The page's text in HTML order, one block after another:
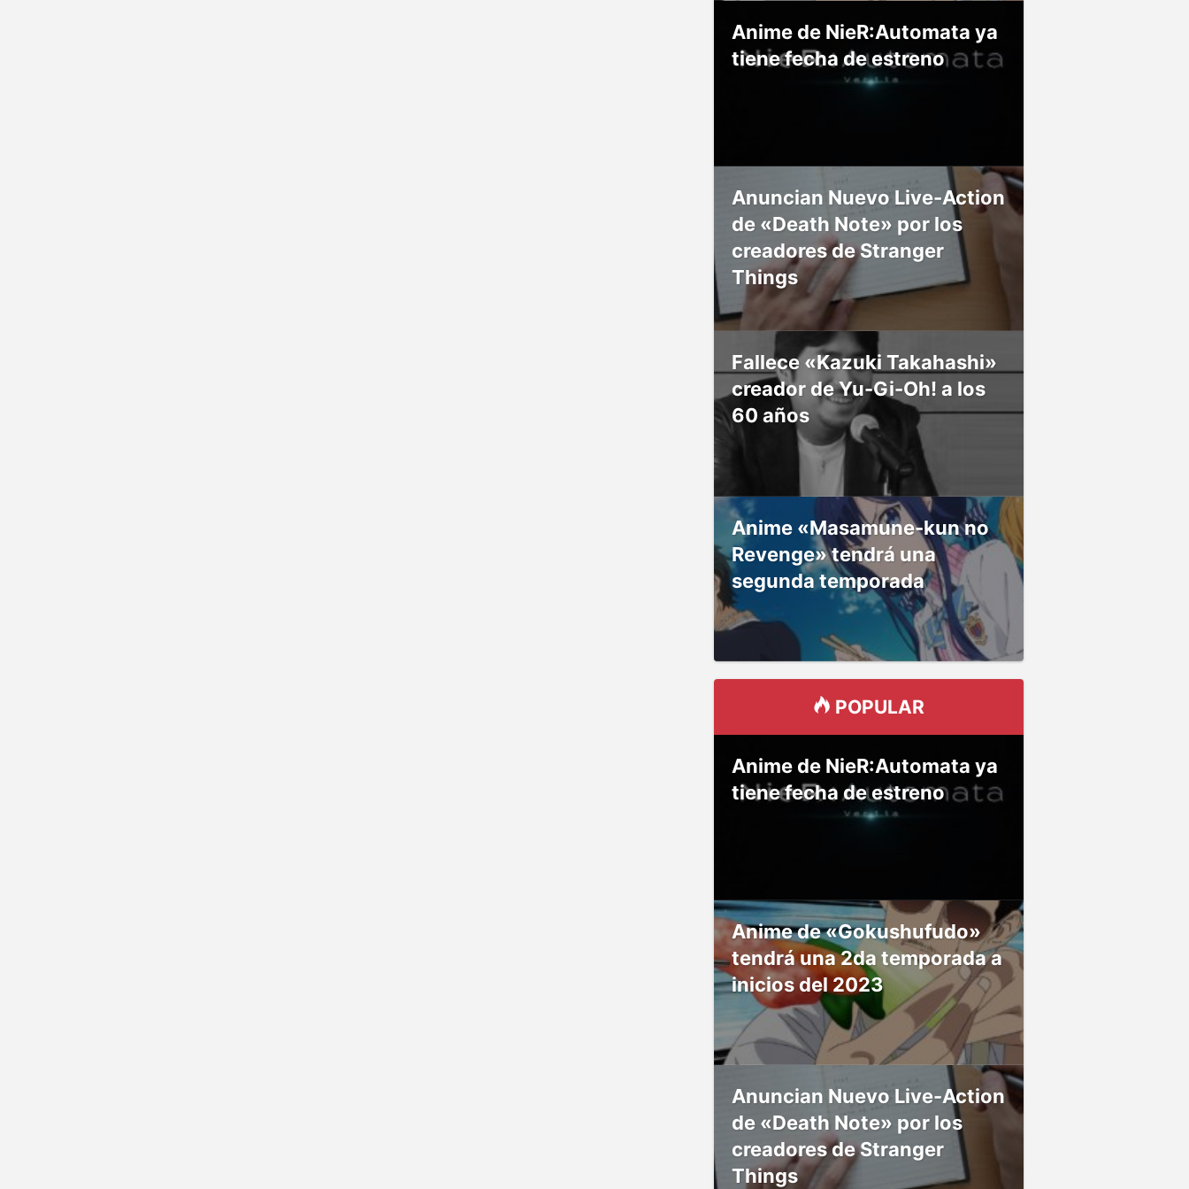
Anime de NieR:Automata ya
tiene fecha de estreno
Anuncian Nuevo Live-Action
de «Death Note» por los
creadores de Stranger
Things
Fallece «Kazuki Takahashi»
creador de Yu-Gi-Oh! a los
60 años
Anime «Masamune-kun no
Revenge» tendrá una
segunda temporada
POPULAR
Anime de NieR:Automata ya
tiene fecha de estreno
Anime de «Gokushufudo»
tendrá una 2da temporada a
inicios del 2023
Anuncian Nuevo Live-Action
de «Death Note» por los
creadores de Stranger
Things